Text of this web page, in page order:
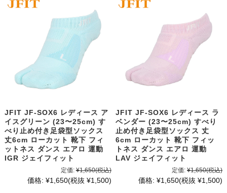
JFIT JF-SOX6 レディース ア
イスグリーン (23〜25cm) す
べり止め付き足袋型ソックス
丈6cm ローカット 靴下 フィ
ットネス ダンス エアロ 運動
IGR ジェイフィット
定価: ¥1,650(税込)
価格: ¥1,650(税抜 ¥1,500)
JFIT JF-SOX6 レディース ラ
ベンダー (23〜25cm) すべり
止め付き足袋型ソックス 丈
6cm ローカット 靴下 フィッ
トネス ダンス エアロ 運動
LAV ジェイフィット
定価: ¥1,650(税込)
価格: ¥1,650(税抜 ¥1,500)